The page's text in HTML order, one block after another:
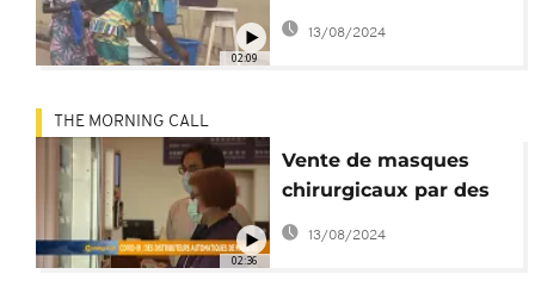
02:09
pédiatre face au
coronavirus
13/08/2024
02:36
THE MORNING CALL
Vente de masques
chirurgicaux par des
machines
automatiques à
13/08/2024